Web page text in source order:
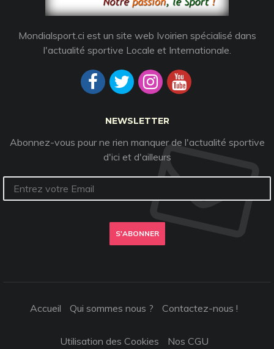
Mondialsport.ci est un site web Ivoirien spécialisé dans
l'actualité sportive Locale et Internationale.
NEWSLETTER
Abonnez-vous pour ne rien manquer de l'actualité sportive
d'ici et d'ailleurs
S'ABONNER
Accueil Qui sommes nous ? Contactez-nous !
Utilisation des Cookies Nos CGU